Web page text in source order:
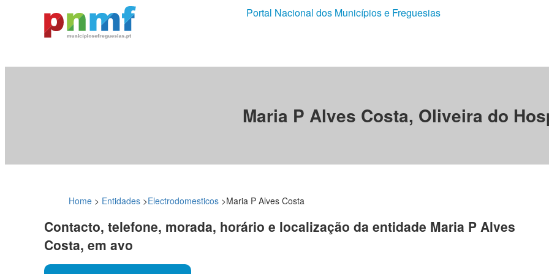
Portal Nacional dos Municípios e Freguesias
Maria P Alves Costa, Oliveira do
Home > Entidades >Electrodomesticos >Maria P Alves Costa
Contacto, telefone, morada, horário e localização da entidade Maria P Alves
Costa, em avo